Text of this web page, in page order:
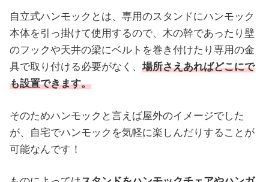
自立式ハンモックとは、専用のスタンドにハンモック
本体を引っ掛けて使用するので、木の幹であったり壁
のフックや天井の梁にベルトを巻き付けたり専用の金
具で取り付ける必要がなく、 場所さえあればどこにで
も設置できます。
そのためハンモックと言えば屋外のイメージでした
が、自宅でハンモックを気軽に楽しんだりすることが
可能なんです！